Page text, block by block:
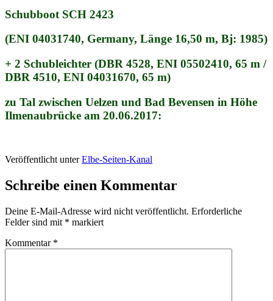
Schubboot SCH 2423
(ENI 04031740, Germany, Länge 16,50 m, Bj: 1985)
+ 2 Schubleichter (DBR 4528, ENI 05502410, 65 m /
DBR 4510, ENI 04031670, 65 m)
zu Tal zwischen Uelzen und Bad Bevensen in Höhe
Ilmenaubrücke am 20.06.2017:
Veröffentlicht unter Elbe-Seiten-Kanal
Schreibe einen Kommentar
Deine E-Mail-Adresse wird nicht veröffentlicht. Erforderliche
Felder sind mit * markiert
Kommentar *